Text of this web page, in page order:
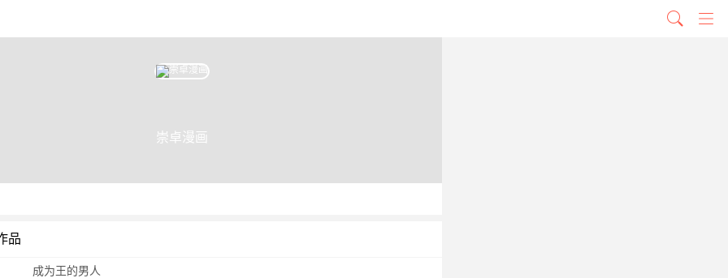
崇卓漫画
品
成为王的男人